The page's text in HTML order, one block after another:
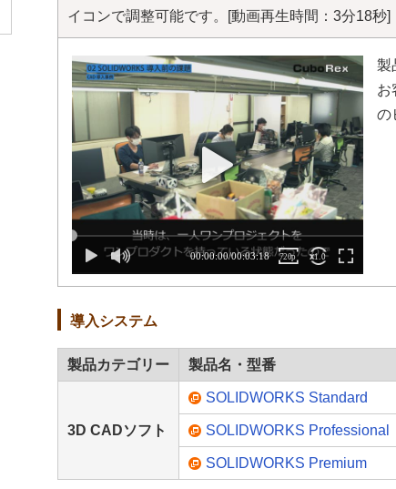
イコンで調整可能です。
[動画再生時間：3分18秒]
製
お
の
導入システム
製品カテゴリー 製品名・型番
3D CADソフト
SOLIDWORKS Standard
SOLIDWORKS Professional
SOLIDWORKS Premium